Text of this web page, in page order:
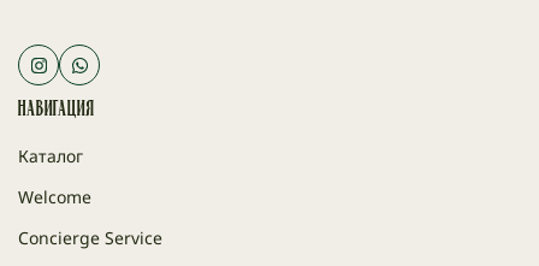
Навигация
Каталог
Welcome
Concierge Service